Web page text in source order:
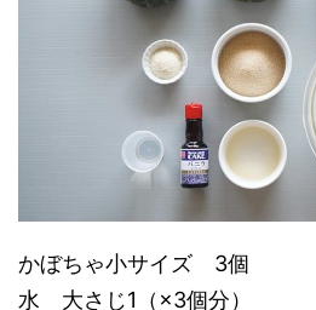
かぼちゃ小サイズ 3個
水 大さじ1（×3個分）